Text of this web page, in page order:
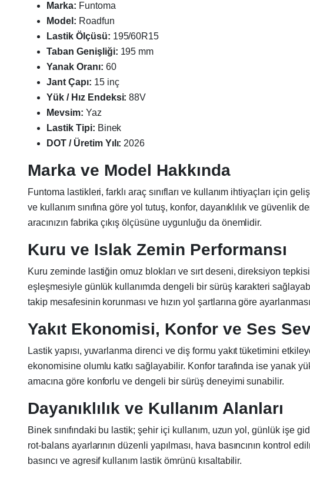
Marka: Funtoma
Model: Roadfun
Lastik Ölçüsü: 195/60R15
Taban Genişliği: 195 mm
Yanak Oranı: 60
Jant Çapı: 15 inç
Yük / Hız Endeksi: 88V
Mevsim: Yaz
Lastik Tipi: Binek
DOT / Üretim Yılı: 2026
Marka ve Model Hakkında
Funtoma lastikleri, farklı araç sınıfları ve kullanım ihtiyaçları için
ve kullanım sınıfına göre yol tutuş, konfor, dayanıklılık ve
aracınızın fabrika çıkış ölçüsüne uygunluğu da önemlidir.
Kuru ve Islak Zemin Performansı
Kuru zeminde lastiğin omuz blokları ve sırt deseni, direksiyon
eşleşmesiyle günlük kullanımda dengeli bir sürüş karakteri
takip mesafesinin korunması ve hızın yol şartlarına göre
Yakıt Ekonomisi, Konfor ve Ses
Lastik yapısı, yuvarlanma direnci ve diş formu yakıt tüketimini
ekonomisine olumlu katkı sağlayabilir. Konfor tarafında ise yanak
amacına göre konforlu ve dengeli bir sürüş deneyimi sunabilir.
Dayanıklılık ve Kullanım Alanları
Binek sınıfındaki bu lastik; şehir içi kullanım, uzun yol, günlük işe
rot-balans ayarlarının düzenli yapılması, hava basıncının kontrol
basıncı ve agresif kullanım lastik ömrünü kısaltabilir.